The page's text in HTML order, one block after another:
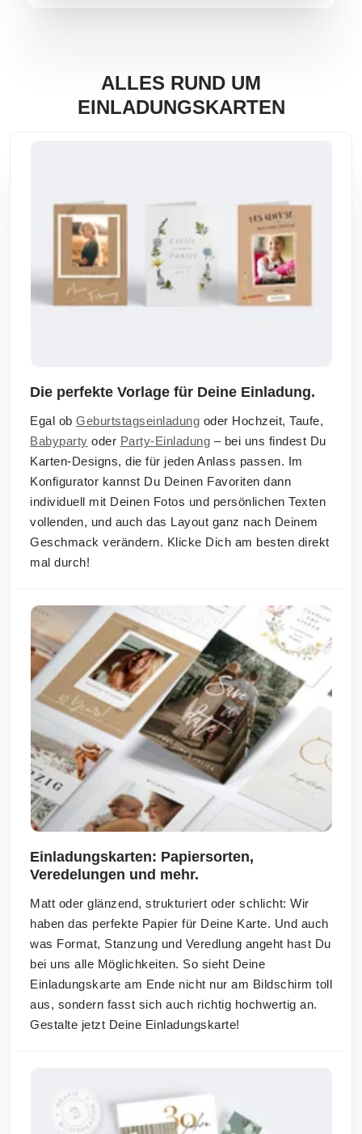
ALLES RUND UM
EINLADUNGSKARTEN
Die perfekte Vorlage für Deine Einladung.
Egal ob Geburtstagseinladung oder Hochzeit, Taufe,
Babyparty oder Party-Einladung – bei uns findest Du
Karten-Designs, die für jeden Anlass passen. Im
Konfigurator kannst Du Deinen Favoriten dann
individuell mit Deinen Fotos und persönlichen Texten
vollenden, und auch das Layout ganz nach Deinem
Geschmack verändern. Klicke Dich am besten direkt
mal durch!
Einladungskarten: Papiersorten,
Veredelungen und mehr.
Matt oder glänzend, strukturiert oder schlicht: Wir
haben das perfekte Papier für Deine Karte. Und auch
was Format, Stanzung und Veredlung angeht hast Du
bei uns alle Möglichkeiten. So sieht Deine
Einladungskarte am Ende nicht nur am Bildschirm toll
aus, sondern fasst sich auch richtig hochwertig an.
Gestalte jetzt Deine Einladungskarte!